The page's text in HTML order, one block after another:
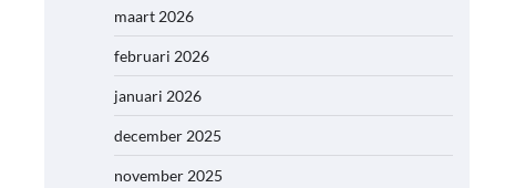
maart 2026
februari 2026
januari 2026
december 2025
november 2025